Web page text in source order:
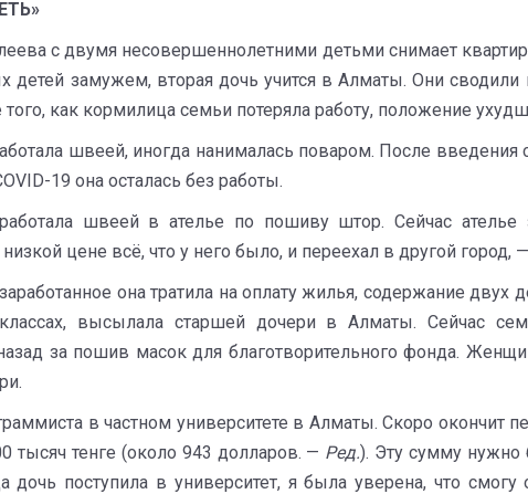
с двумя несовершеннолетними детьми снимает
детей замужем, вторая дочь учится в Алматы. Они
того, как кормилица семьи потеряла работу, положение
швеей, иногда нанималась поваром. После введения
19 она осталась без работы.
швеей в ателье по пошиву штор. Сейчас ателье
цене всё, что у него было, и переехал в другой город,
она тратила на оплату жилья, содержание двух
высылала старшей дочери в Алматы. Сейчас
за пошив масок для благотворительного фонда.
в частном университете в Алматы. Скоро окончит
тысяч тенге (около 943 долларов. — Ред.). Эту сумму нужно
дочь поступила в университет, я была уверена, что смогу